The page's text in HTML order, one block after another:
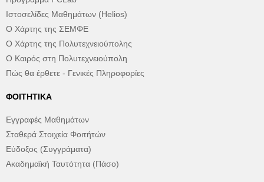
Ιστοσελίδες Μαθημάτων (Helios)
Ο Χάρτης της ΣΕΜΦΕ
Ο Χάρτης της Πολυτεχνειούπολης
Ο Καιρός στη Πολυτεχνειούπολη
Πώς θα έρθετε - Γενικές Πληροφορίες
ΦΟΙΤΗΤΙΚΆ
Εγγραφές Μαθημάτων
Σταθερά Στοιχεία Φοιτήτών
Εύδοξος (Συγγράματα)
Ακαδημαϊκή Ταυτότητα (Πάσο)